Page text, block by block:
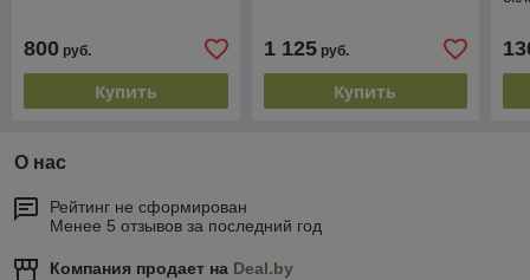
800 руб.
Купить
1 125руб.
Купить
О нас
Рейтинг не сформирован
Менее 5 отзывов за последний год
Компания продает на Deal.by